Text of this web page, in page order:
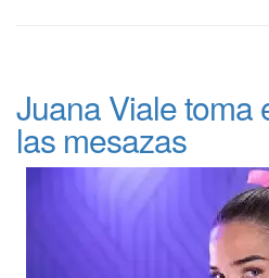
Juana Viale toma
las mesazas